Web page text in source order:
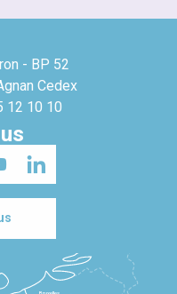
- BP 52
Cedex
12 10 10
Bruxelles